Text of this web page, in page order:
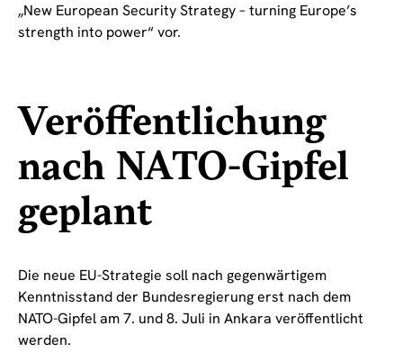
„New European Security Strategy – turning Europe’s
strength into power“ vor.
Veröffentlichung
nach NATO-Gipfel
geplant
Die neue EU-Strategie soll nach gegenwärtigem
Kenntnisstand der Bundesregierung erst nach dem
NATO-Gipfel am 7. und 8. Juli in Ankara veröffentlicht
werden.